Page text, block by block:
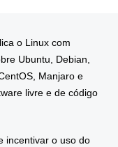
o Linux com
Ubuntu, Debian,
Manjaro e
livre e de código
incentivar o uso do